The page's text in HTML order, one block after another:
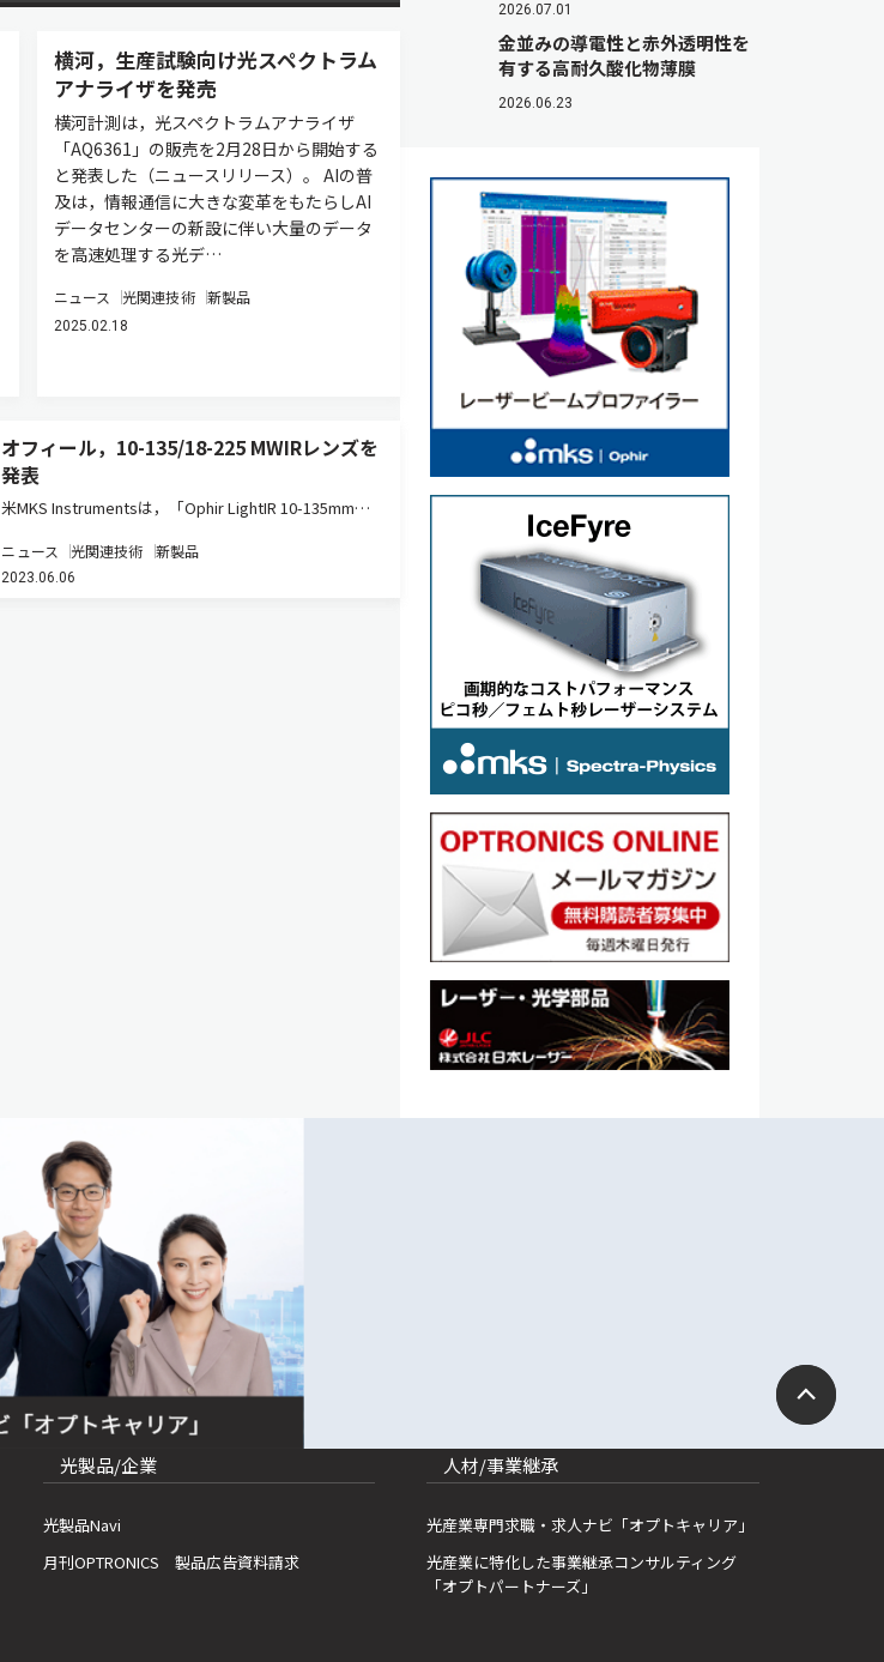
横河，生産試験向け光スペクトラム
アナライザを発売
横河計測は，光スペクトラムアナライザ
「AQ6361」の販売を2月28日から開始する
と発表した（ニュースリリース）。 AIの普
及は，情報通信に大きな変革をもたらしAI
データセンターの新設に伴い大量のデータ
を高速処理する光デ…
ニュース 光関連技術 新製品
2025.02.18
オフィール，10-135/18-225 MWIRレンズを
発表
米MKS Instrumentsは，「Ophir LightIR 10-135mm
225mm MWIR f/3.6連続ズームレンズ」をSPIE…
ニュース 光関連技術 新製品
2023.06.06
2026.07.01
金並みの導電性と赤外透明性を
有する高耐久酸化物薄膜
2026.06.23
光製品/企業
光製品Navi
月刊OPTRONICS 製品広告資料請求
人材/事業継承
光産業専門求職・求人ナビ「オプトキャリア」
光産業に特化した事業継承コンサルティング
「オプトパートナーズ」